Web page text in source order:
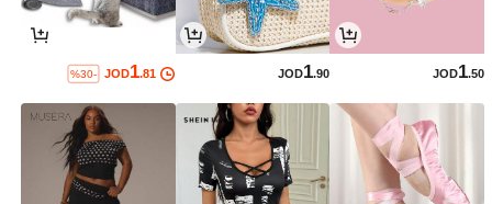
JOD1.50
JOD1.90
JOD1.81
%30-